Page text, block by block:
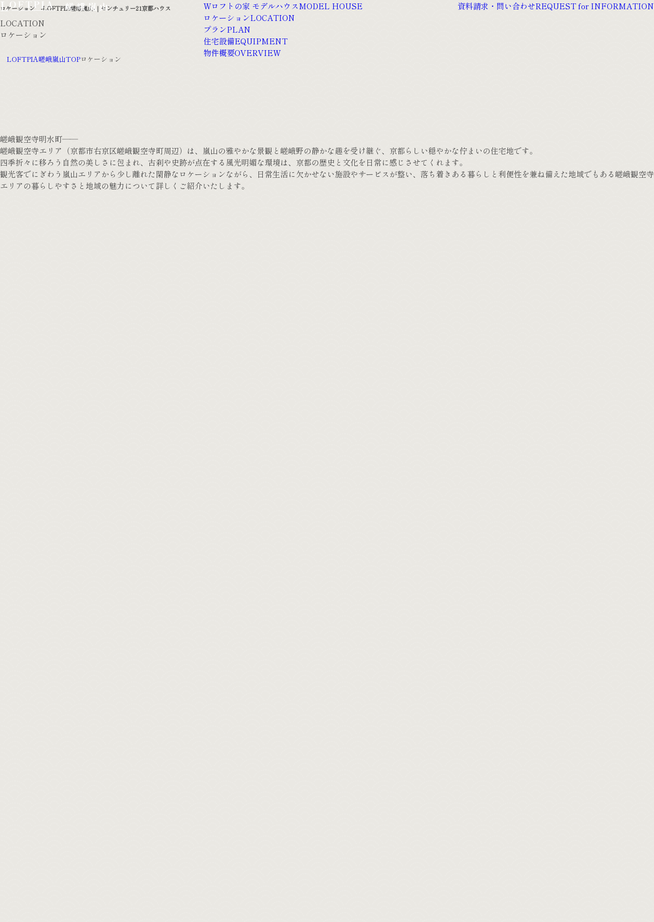
Wロフトの家 モデルハウスMODEL HOUSE
ロケーションLOCATION
プランPLAN
住宅設備EQUIPMENT
物件概要OVERVIEW
資料請求・問い合わせREQUEST for INFORMATION
ロケーション -LOFTPIA嵯峨嵐山-｜センチュリー21京都ハウス
LOCATION
ロケーション
LOFTPIA嵯峨嵐山TOPロケーション
嵯峨観空寺明水町――
嵯峨観空寺エリア（京都市右京区嵯峨観空寺町周辺）は、嵐山の雅やかな景観と嵯峨野の静かな趣を受け継ぐ、京都らしい穏やかな佇まいの住宅地です。
四季折々に移ろう自然の美しさに包まれ、古刹や史跡が点在する風光明媚な環境は、京都の歴史と文化を日常に感じさせてくれます。
観光客でにぎわう嵐山エリアから少し離れた閑静なロケーションながら、日常生活に欠かせない施設やサービスが整い、落ち着きある暮らしと利便性を兼ね備えた地域でもある嵯峨観空寺
エリアの暮らしやすさと地域の魅力について詳しくご紹介いたします。